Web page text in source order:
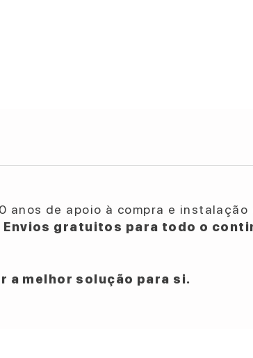
anos de apoio à compra e instalação
Envios gratuitos para todo o
a melhor solução para si.